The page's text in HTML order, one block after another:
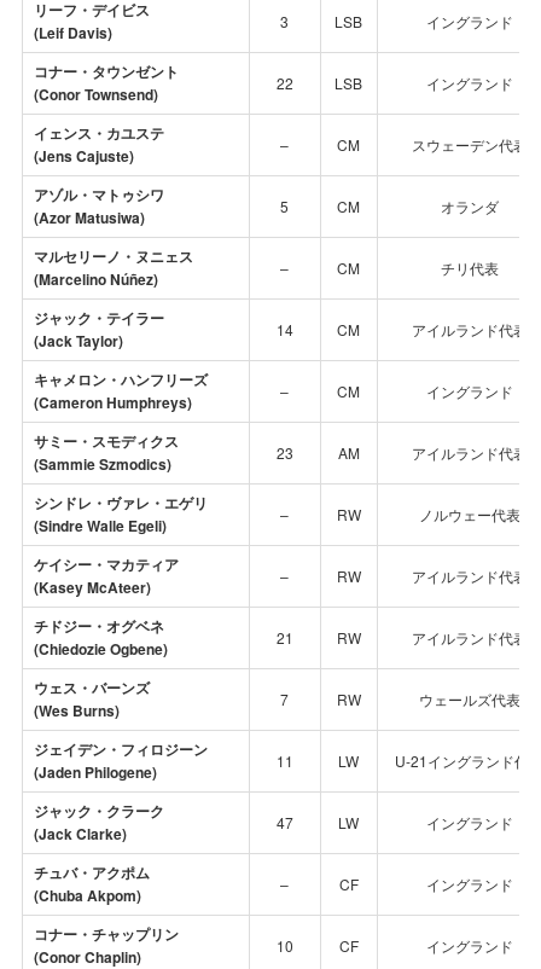
リーフ・デイビス
(Leif Davis)
3 LSB イングランド
コナー・タウンゼント
(Conor Townsend)
22 LSB イングランド
イェンス・カユステ
(Jens Cajuste)
– CM スウェーデン代表
アゾル・マトゥシワ
(Azor Matusiwa)
5 CM オランダ
マルセリーノ・ヌニェス
(Marcelino Núñez)
– CM チリ代表
ジャック・テイラー
(Jack Taylor)
14 CM アイルランド代表
キャメロン・ハンフリーズ
(Cameron Humphreys)
– CM イングランド
サミー・スモディクス
(Sammie Szmodics)
23 AM アイルランド代表
シンドレ・ヴァレ・エゲリ
(Sindre Walle Egeli)
– RW ノルウェー代表
ケイシー・マカティア
(Kasey McAteer)
– RW アイルランド代表
チドジー・オグベネ
(Chiedozie Ogbene)
21 RW アイルランド代表
ウェス・バーンズ
(Wes Burns)
7 RW ウェールズ代表
ジェイデン・フィロジーン
(Jaden Philogene)
11 LW U-21イングランド代
ジャック・クラーク
(Jack Clarke)
47 LW イングランド
チュバ・アクポム
(Chuba Akpom)
– CF イングランド
コナー・チャップリン
(Conor Chaplin)
10 CF イングランド